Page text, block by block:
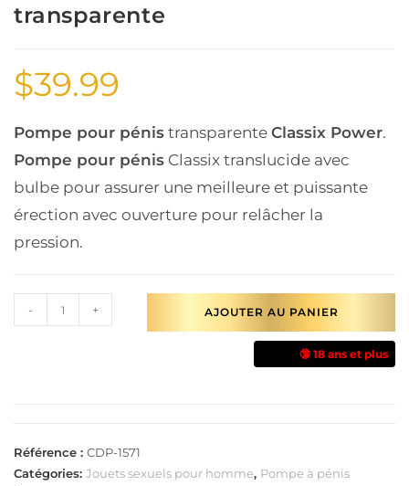
transparente
$39.99
Pompe pour pénis transparente Classix Power.
Pompe pour pénis Classix translucide avec
bulbe pour assurer une meilleure et puissante
érection avec ouverture pour relâcher la
pression.
- + AJOUTER AU PANIER
🔞 18 ans et plus
Référence : CDP-1571
Catégories: Jouets sexuels pour homme, Pompe à pénis